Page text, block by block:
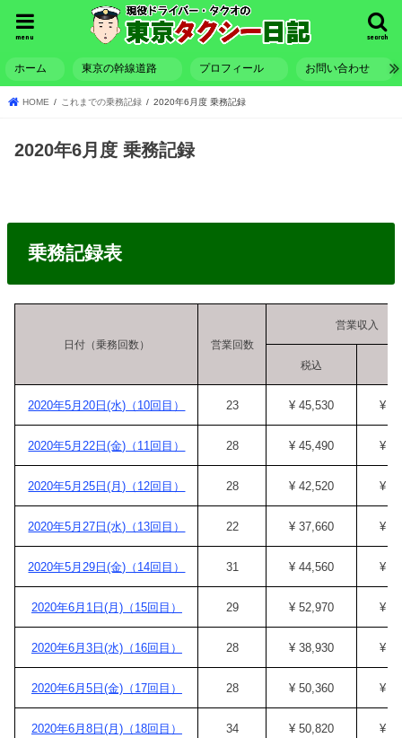
search
menu
ホーム 東京の幹線道路 プロフィール お問い合わせ
HOME これまでの乗務記録 2020年6月度 乗務記録
2020年6月度 乗務記録
乗務記録表
日付（乗務回数） 営業回数
営業収入
税込
2020年5月20日(水)（10回目） 23 ¥ 45,530 ¥
2020年5月22日(金)（11回目） 28 ¥ 45,490 ¥
2020年5月25日(月)（12回目） 28 ¥ 42,520 ¥
2020年5月27日(水)（13回目） 22 ¥ 37,660 ¥
2020年5月29日(金)（14回目） 31 ¥ 44,560 ¥
2020年6月1日(月)（15回目） 29 ¥ 52,970 ¥
2020年6月3日(水)（16回目） 28 ¥ 38,930 ¥
2020年6月5日(金)（17回目） 28 ¥ 50,360 ¥
2020年6月8日(月)（18回目） 34 ¥ 50,820 ¥